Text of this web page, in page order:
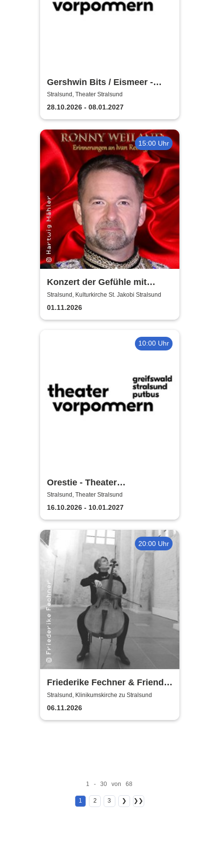
Gershwin Bits / Eismeer -
Theater Vorpommern
Stralsund, Theater Stralsund
28.10.2026 - 08.01.2027
15:00 Uhr
Konzert der Gefühle mit
Ronny Weiland
Stralsund, Kulturkirche St. Jakobi Stralsund
01.11.2026
10:00 Uhr
Orestie - Theater
Vorpommern
Stralsund, Theater Stralsund
16.10.2026 - 10.01.2027
20:00 Uhr
Friederike Fechner & Friends
- Konzert im dunklen Monat
Stralsund, Klinikumskirche zu Stralsund
06.11.2026
1 - 30 von 68
1 2 3 ❯ ❯❯